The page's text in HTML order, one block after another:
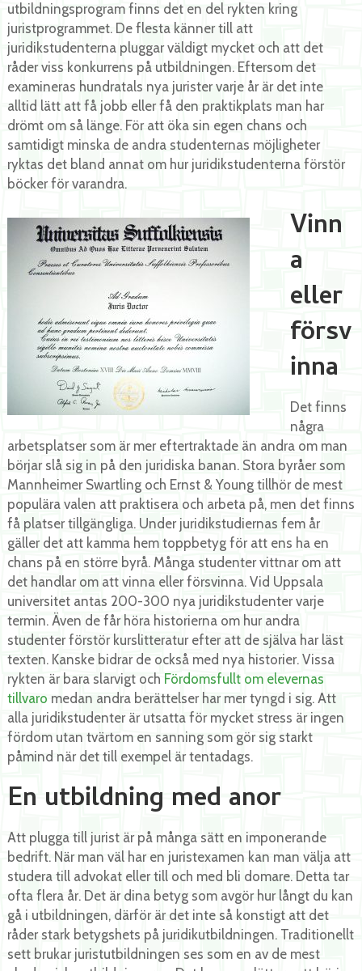
utbildningsprogram finns det en del rykten kring
juristprogrammet. De flesta känner till att
juridikstudenterna pluggar väldigt mycket och att det
råder viss konkurrens på utbildningen. Eftersom det
examineras hundratals nya jurister varje år är det inte
alltid lätt att få jobb eller få den praktikplats man har
drömt om så länge. För att öka sin egen chans och
samtidigt minska de andra studenternas möjligheter
ryktas det bland annat om hur juridikstudenterna förstör
böcker för varandra.
Vinn
a
eller
försv
inna
Det finns
några
arbetsplatser som är mer eftertraktade än andra om man
börjar slå sig in på den juridiska banan. Stora byråer som
Mannheimer Swartling och Ernst & Young tillhör de mest
populära valen att praktisera och arbeta på, men det finns
få platser tillgängliga. Under juridikstudiernas fem år
gäller det att kamma hem toppbetyg för att ens ha en
chans på en större byrå. Många studenter vittnar om att
det handlar om att vinna eller försvinna. Vid Uppsala
universitet antas 200-300 nya juridikstudenter varje
termin. Även de får höra historierna om hur andra
studenter förstör kurslitteratur efter att de själva har läst
texten. Kanske bidrar de också med nya historier. Vissa
rykten är bara slarvigt och Fördomsfullt om elevernas
tillvaro medan andra berättelser har mer tyngd i sig. Att
alla juridikstudenter är utsatta för mycket stress är ingen
fördom utan tvärtom en sanning som gör sig starkt
påmind när det till exempel är tentadags.
En utbildning med anor
Att plugga till jurist är på många sätt en imponerande
bedrift. När man väl har en juristexamen kan man välja att
studera till advokat eller till och med bli domare. Detta tar
ofta flera år. Det är dina betyg som avgör hur långt du kan
gå i utbildningen, därför är det inte så konstigt att det
råder stark betygshets på juridikutbildningen. Traditionellt
sett brukar juristutbildningen ses som en av de mest